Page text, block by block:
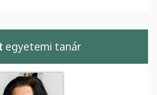
egyetemi tanár